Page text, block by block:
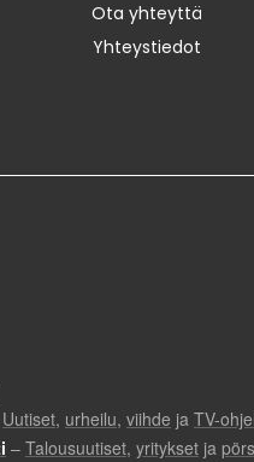
Ota yhteyttä
Yhteystiedot